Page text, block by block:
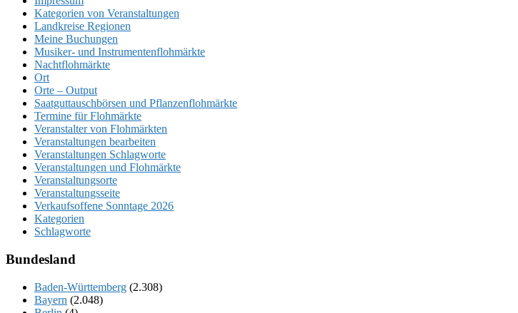
Kategorien von Veranstaltungen
Landkreise Regionen
Meine Buchungen
Musiker- und Instrumentenflohmärkte
Nachtflohmärkte
Ort
Orte – Output
Saatguttauschbörsen und Pflanzenflohmärkte
Termine für Flohmärkte
Veranstalter von Flohmärkten
Veranstaltungen bearbeiten
Veranstaltungen Schlagworte
Veranstaltungen und Flohmärkte
Veranstaltungsorte
Veranstaltungsseite
Verkaufsoffene Sonntage 2026
Kategorien
Schlagworte
Bundesland
Baden-Württemberg (2.308)
Bayern (2.048)